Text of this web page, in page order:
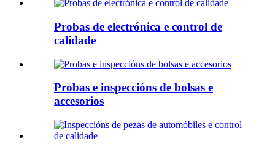
Probas de electrónica e control de
calidade
Probas e inspeccións de bolsas e
accesorios